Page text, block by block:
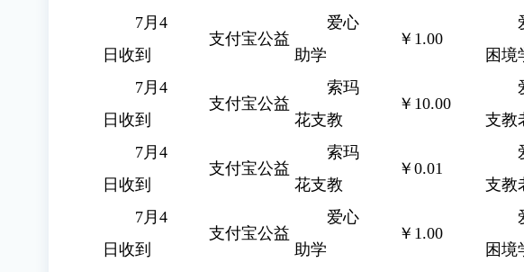
7月4
日收到
支付宝公益
爱心
助学
￥1.00
困境
7月4
日收到
支付宝公益
索玛
花支教
￥10.00
支教
7月4
日收到
支付宝公益
索玛
花支教
￥0.01
支教
7月4
日收到
支付宝公益
爱心
助学
￥1.00
困境